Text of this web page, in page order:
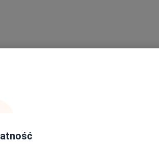
Umawianie online nie jest dostępne